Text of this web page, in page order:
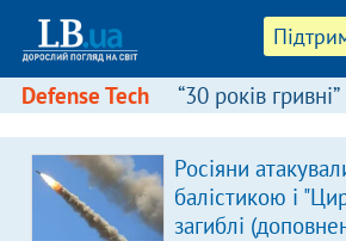
Defense Tech “30 років гривні”
Росіяни
балістикою і
загиблі